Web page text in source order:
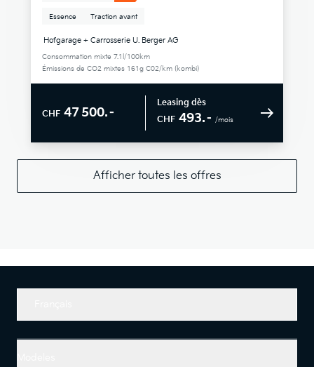
Essence Traction avant
Hofgarage + Carrosserie U. Berger AG
Consommation mixte 7.1l/100km
Émissions de CO2 mixtes 161g C02/km (kombi)
CHF 47 500.–
Leasing dès
CHF 493.– /mois
Afficher toutes les offres